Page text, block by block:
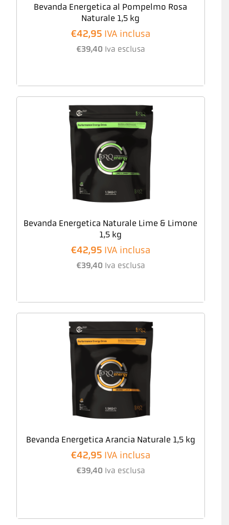
Bevanda Energetica al Pompelmo Rosa
Naturale 1,5 kg
€42,95 IVA inclusa
€39,40 Iva esclusa
Bevanda Energetica Naturale Lime & Limone
1,5 kg
€42,95 IVA inclusa
€39,40 Iva esclusa
Bevanda Energetica Arancia Naturale 1,5 kg
€42,95 IVA inclusa
€39,40 Iva esclusa